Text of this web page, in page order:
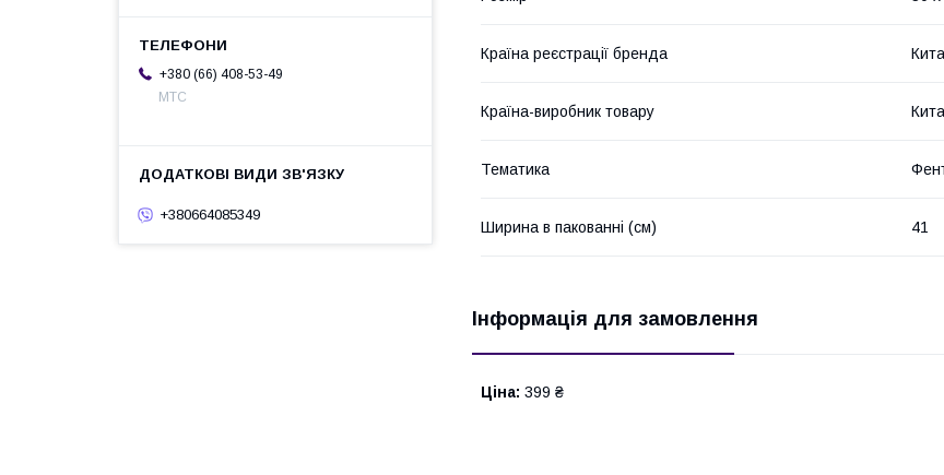
Країна реєстрації бренда
Країна-виробник товару
Тематика
Ширина в пакованні (см) 41
Інформація для замовлення
Ціна: 399 ₴
+380 (66) 408-53-49
МТС
+380664085349